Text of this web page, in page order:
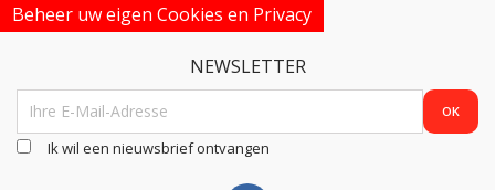
Beheer uw eigen Cookies en Privacy
NEWSLETTER
Ik wil een nieuwsbrief ontvangen